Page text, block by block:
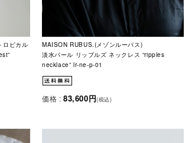
ロピカル
MAISON RUBUS.(メゾンルーバス)
淡水パール リップルズ ネックレス “ripples
necklace” lr-ne-p-01
価格 : 83,600円(税込)